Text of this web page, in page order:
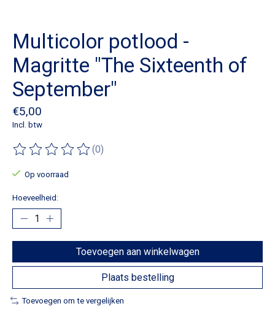
Multicolor potlood -
Magritte "The Sixteenth of
September"
€5,00
Incl. btw
De beoordeling van dit product is
(0)
Op voorraad
Hoeveelheid:
Toevoegen aan winkelwagen
Plaats bestelling
Toevoegen om te vergelijken